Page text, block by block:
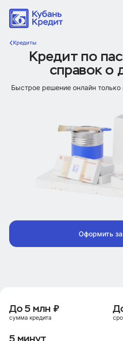
Оформить
Кредит по
справок о
Быстрое решение онлайн только
До 5 млн ₽
сумма кредита
Кредиты